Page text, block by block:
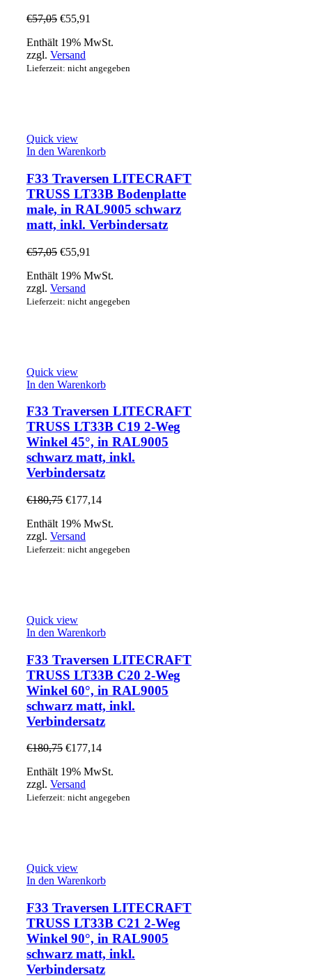
€57,05 €55,91
Enthält 19% MwSt.
zzgl. Versand
Lieferzeit: nicht angegeben
Quick view
In den Warenkorb
F33 Traversen LITECRAFT
TRUSS LT33B Bodenplatte
male, in RAL9005 schwarz
matt, inkl. Verbindersatz
€57,05 €55,91
Enthält 19% MwSt.
zzgl. Versand
Lieferzeit: nicht angegeben
Quick view
In den Warenkorb
F33 Traversen LITECRAFT
TRUSS LT33B C19 2-Weg
Winkel 45°, in RAL9005
schwarz matt, inkl.
Verbindersatz
€180,75 €177,14
Enthält 19% MwSt.
zzgl. Versand
Lieferzeit: nicht angegeben
Quick view
In den Warenkorb
F33 Traversen LITECRAFT
TRUSS LT33B C20 2-Weg
Winkel 60°, in RAL9005
schwarz matt, inkl.
Verbindersatz
€180,75 €177,14
Enthält 19% MwSt.
zzgl. Versand
Lieferzeit: nicht angegeben
Quick view
In den Warenkorb
F33 Traversen LITECRAFT
TRUSS LT33B C21 2-Weg
Winkel 90°, in RAL9005
schwarz matt, inkl.
Verbindersatz